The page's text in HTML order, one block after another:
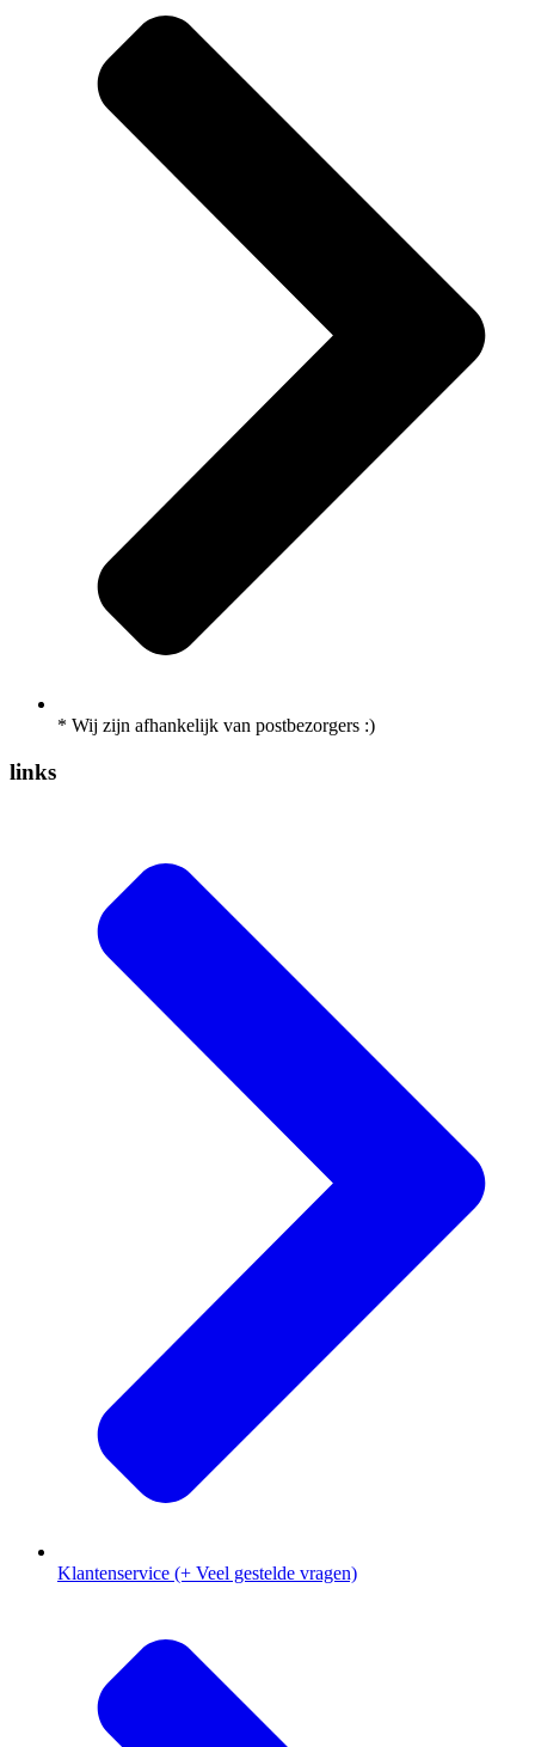
* Wij zijn afhankelijk van postbezorgers :)
links
Klantenservice (+ Veel gestelde vragen)